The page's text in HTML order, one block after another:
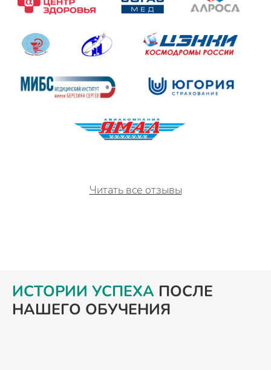
Читать все отзывы
ИСТОРИИ УСПЕХА ПОСЛЕ
НАШЕГО ОБУЧЕНИЯ